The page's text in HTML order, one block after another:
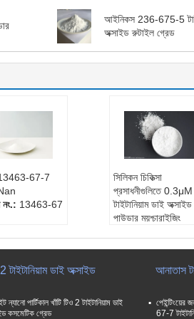
আইনিকস 236-675-5
অক্সাইড রুটাইল গ্রেড
67-7
13463-67
সিলিকন চিকিত্সা
প্রসাধনীগুলিতে 0.3μM
টাইটানিয়াম ডাই অক্সাইড
পাউডার ময়শ্চারাইজিং
93%
টাইটানিয়াম ডাই অক্সাইড
ন্যানো পার্টিকাল খাঁটি টিও 2 টাইটানিয়াম ডাই
কসমেটিক গ্রেড
আনাতাস
67-7